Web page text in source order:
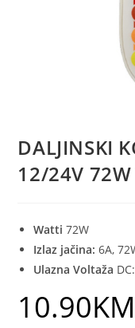
DALJINSKI
12/24V 72W
Watti72W
Izlaz jačina:6A,
Ulazna Voltaža
10.90KM